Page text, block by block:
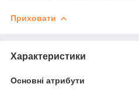
Приховати
Характеристики
Основні атрибути